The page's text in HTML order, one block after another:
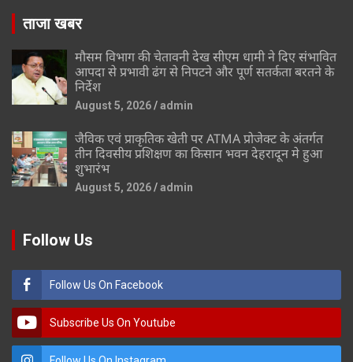
ताजा खबर
मौसम विभाग की चेतावनी देख सीएम धामी ने दिए संभावित
आपदा से प्रभावी ढंग से निपटने और पूर्ण सतर्कता बरतने के
निर्देश
August 5, 2026 admin
जैविक एवं प्राकृतिक खेती पर ATMA प्रोजेक्ट के अंतर्गत
तीन दिवसीय प्रशिक्षण का किसान भवन देहरादून मे हुआ
शुभारंभ
August 5, 2026 admin
Follow Us
Follow Us On Facebook
Subscribe Us On Youtube